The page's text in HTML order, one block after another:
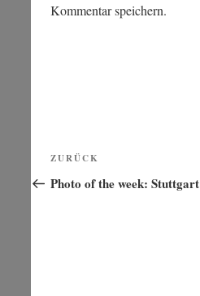
Kommentar speichern.
Beitragsnavigation
Vorheriger
Beitrag
ZURÜCK
Photo of the week: Stuttgart